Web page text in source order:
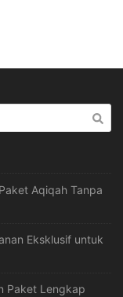
Aqiqah Tanpa
Eksklusif untuk
Paket Lengkap